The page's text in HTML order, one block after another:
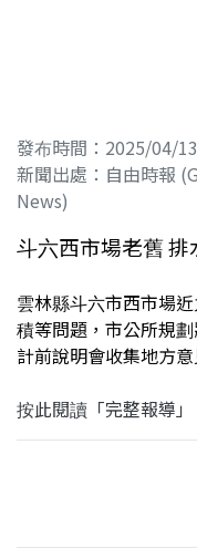
發布時間：2025/04/
新聞出處：自由時報
News)
斗六西市場老舊
雲林縣斗六市西市場
積等問題，市公所規
計前說明會收集地方
按此閱讀「完整報導」